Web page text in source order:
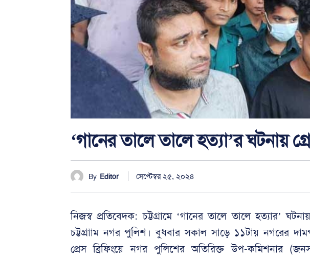
‘গানের তালে তালে হত্যা’র ঘটনায়
By Editor সেপ্টেম্বর ২৫, ২০২৪
নিজস্ব প্রতিবেদক: চট্টগ্রামে ‘গানের তালে তালে হত্যার’
চট্টগ্রাাম নগর পুলিশ। বুধবার সকাল সাড়ে ১১টায় নগরের
প্রেস ব্রিফিংয়ে নগর পুলিশের অতিরিক্ত উপ-কমিশনার